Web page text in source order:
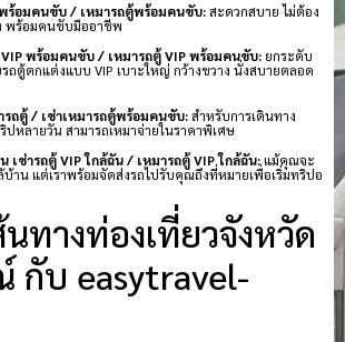
พร้อมคนขับ / เหมารถตู้พร้อมคนขับ:สะดวกสบาย ไม่ต้อง
พร้อมคนขับมืออาชีพ
VIP พร้อมคนขับ / เหมารถตู้ VIP พร้อมคนขับ: ยกระดับ
ถตู้ตกแต่งแบบ VIP เบาะใหญ่ กว้างขวาง นั่งสบายตลอด
รถตู้ / เช่าเหมารถตู้พร้อมคนขับ:สำหรับการเดินทาง
ปหลายวัน สามารถเหมาจ่ายในราคาพิเศษ
เช่ารถตู้ VIP ใกล้ฉัน / เหมารถตู้ VIP ใกล้ฉัน:แม้คุณจะ
บ้าน แต่เราพร้อมจัดส่งรถไปรับคุณถึงที่หมายเพื่อเริ่มทริปอ
นทางท่องเที่ยวจังหวัด
กับ easytravel-